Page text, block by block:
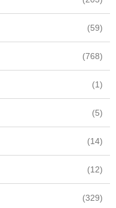
(59)
(768)
(1)
(5)
(14)
(12)
(329)